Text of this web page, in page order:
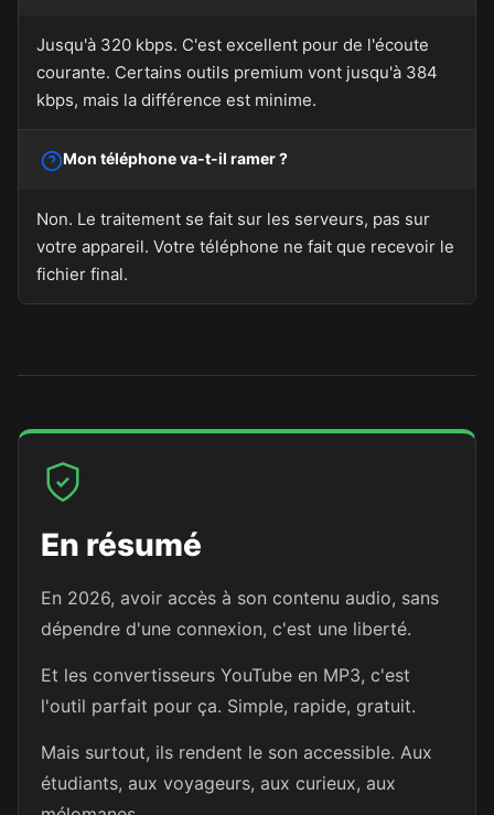
Jusqu'à 320 kbps. C'est excellent pour de l'écoute
courante. Certains outils premium vont jusqu'à 384
kbps, mais la différence est minime.
Mon téléphone va-t-il ramer ?
Non. Le traitement se fait sur les serveurs, pas sur
votre appareil. Votre téléphone ne fait que recevoir le
fichier final.
En résumé
En 2026, avoir accès à son contenu audio, sans
dépendre d'une connexion, c'est une liberté.
Et les convertisseurs YouTube en MP3, c'est
l'outil parfait pour ça. Simple, rapide, gratuit.
Mais surtout, ils rendent le son accessible. Aux
étudiants, aux voyageurs, aux curieux, aux